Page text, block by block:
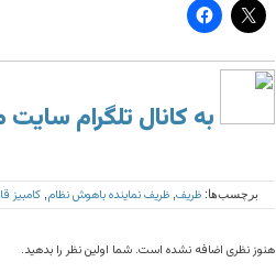
به کانال تلگرام سایت
برچسب‌ها: ظریف ظریف نماینده باهوش نظام کامبیز
هنوز نظری اضافه نشده است. شما اولین نظر را بدهید.